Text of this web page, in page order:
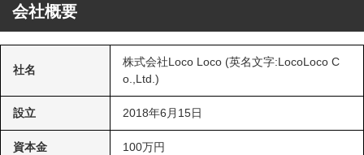
会社概要
社名
株式会社Loco Loco (英名文字:LocoLoco C
o.,Ltd.)
設立 2018年6月15日
資本金 100万円